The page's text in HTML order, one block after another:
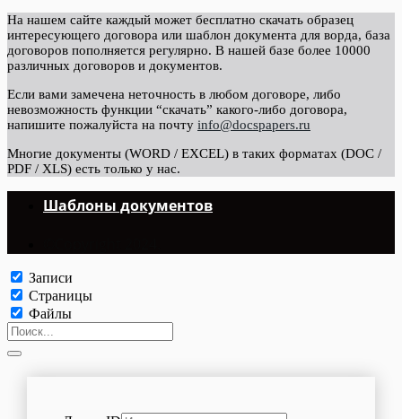
На нашем сайте каждый может бесплатно скачать образец
интересующего договора или шаблон документа для ворда, база
договоров пополняется регулярно. В нашей базе более 10000
различных договоров и документов.
Если вами замечена неточность в любом договоре, либо
невозможность функции “скачать” какого-либо договора,
напишите пожалуйста на почту info@docspapers.ru
Многие документы (WORD / EXCEL) в таких форматах (DOC /
PDF / XLS) есть только у нас.
Шаблоны документов
Записи
Страницы
Файлы